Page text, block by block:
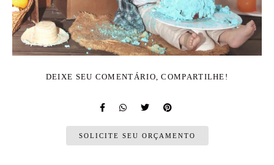
DEIXE SEU COMENTÁRIO, COMPARTILHE!
SOLICITE SEU ORÇAMENTO